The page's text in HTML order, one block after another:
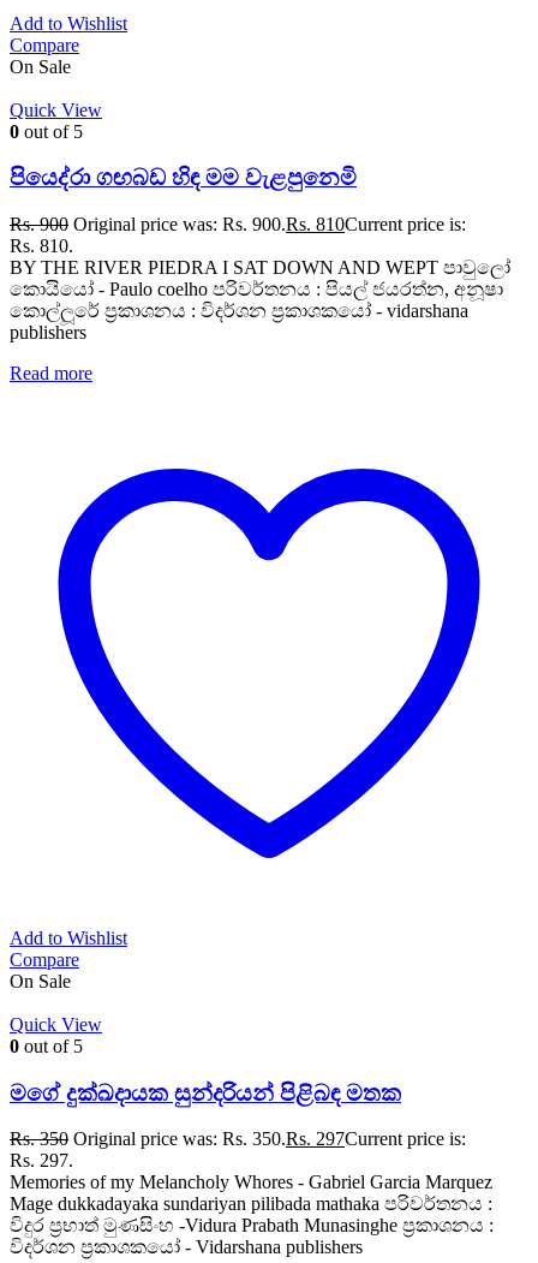
Add to Wishlist
Compare
On Sale
Quick View
0 out of 5
පියෙද්රා ගඟබඩ හිඳ මම වැළපුනෙමි
Rs.900 Original price was: Rs. 900.Rs. 810Current price is:
Rs. 810.
BY THE RIVER PIEDRA I SAT DOWN AND WEPT පාවුලෝ
කොයියෝ - Paulo coelho පරිවර්තනය : පියල් ජයරත්න, අනූෂා
කොල්ලූරේ ප්‍රකාශනය : විදර්ශන ප්‍රකාශකයෝ - vidarshana
publishers
Read more
Add to Wishlist
Compare
On Sale
Quick View
0 out of 5
මගේ දුක්ඛදායක සුන්දරියන් පිළිබඳ මතක
Rs.350 Original price was: Rs. 350.Rs. 297Current price is:
Rs. 297.
Memories of my Melancholy Whores - Gabriel Garcia Marquez
Mage dukkadayaka sundariyan pilibada mathaka පරිවර්තනය :
විදුර ප්‍රභාත් මුණසිංහ -Vidura Prabath Munasinghe ප්‍රකාශනය :
විදර්ශන ප්‍රකාශකයෝ - Vidarshana publishers